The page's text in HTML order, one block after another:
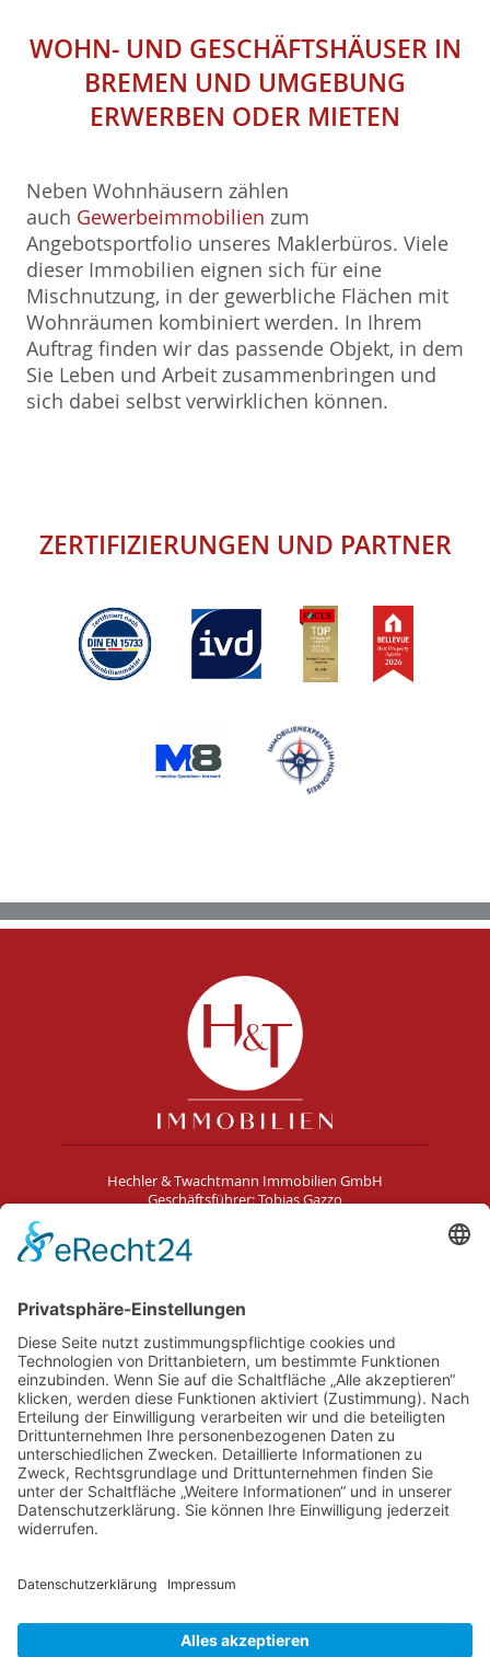
WOHN- UND GESCHÄFTSHÄUSER IN
BREMEN UND UMGEBUNG
ERWERBEN ODER MIETEN
Neben Wohnhäusern zählen
auch Gewerbeimmobilien zum
Angebotsportfolio unseres Maklerbüros. Viele
dieser Immobilien eignen sich für eine
Mischnutzung, in der gewerbliche Flächen mit
Wohnräumen kombiniert werden. In Ihrem
Auftrag finden wir das passende Objekt, in dem
Sie Leben und Arbeit zusammenbringen und
sich dabei selbst verwirklichen können.
ZERTIFIZIERUNGEN UND PARTNER
Hechler & Twachtmann Immobilien GmbH
Geschäftsführer: Tobias Gazzo
Kontakt
Impressum
AGB
Datenschutz
Cookie-Erklärung
Immobilienmakler Stuhr